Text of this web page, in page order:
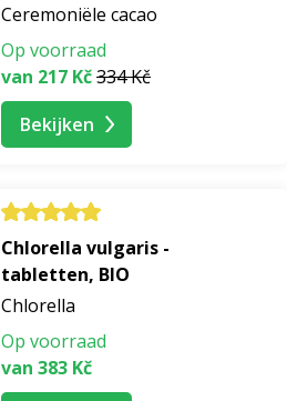
Ceremoniële cacao
Op voorraad
van 217 Kč334 Kč
Bekijken
Chlorella vulgaris -
tabletten, BIO
Chlorella
Op voorraad
van 383 Kč